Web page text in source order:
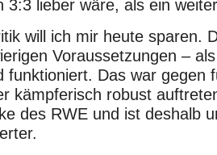
3:3 lieber wäre, als ein
will ich mir heute sparen.
Voraussetzungen –
funktioniert. Das war gegen
kämpferisch robust
des RWE und ist deshalb